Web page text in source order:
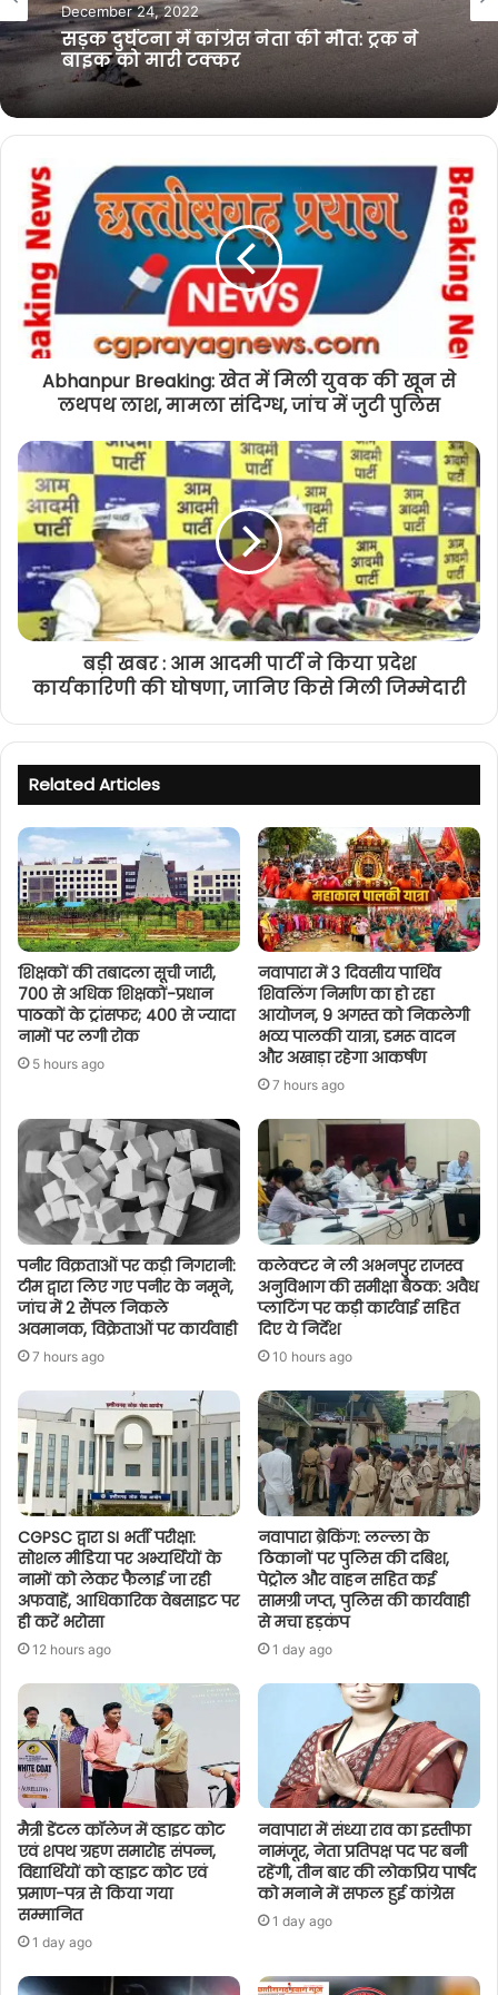
e
o
k
r
a
m
अपराध
December 24, 2022
सड़क दुर्घटना में कांग्रेस नेता की मौत: ट्रक ने
बाइक को मारी टक्कर
बड़ी खबर : आम आदमी पार्टी ने किया प्रदेश
कार्यकारिणी की घोषणा, जानिए किसे मिली
जिम्मेदारी
Abhanpur Breaking: खेत में मिली युवक की खून से
लथपथ लाश, मामला संदिग्ध, जांच में जुटी पुलिस
बड़ी खबर : आम आदमी पार्टी ने किया प्रदेश
कार्यकारिणी की घोषणा, जानिए किसे मिली जिम्मेदारी
Related Articles
शिक्षकों की तबादला सूची जारी,
700 से अधिक शिक्षकों-प्रधान
पाठकों के ट्रांसफर; 400 से ज्यादा
नामों पर लगी रोक
5 hours ago
नवापारा में 3 दिवसीय पार्थिव
शिवलिंग निर्माण का हो रहा
आयोजन, 9 अगस्त को निकलेगी
भव्य पालकी यात्रा, डमरू वादन
और अखाड़ा रहेगा आकर्षण
7 hours ago
पनीर विक्रताओं पर कड़ी निगरानी:
टीम द्वारा लिए गए पनीर के नमूने,
जांच में 2 सैंपल निकले
अवमानक, विक्रेताओं पर कार्यवाही
7 hours ago
कलेक्टर ने ली अभनपुर राजस्व
अनुविभाग की समीक्षा बैठक: अवैध
प्लाटिंग पर कड़ी कार्रवाई सहित
दिए ये निर्देश
10 hours ago
CGPSC द्वारा SI भर्ती परीक्षा:
सोशल मीडिया पर अभ्यर्थियों के
नामों को लेकर फैलाई जा रही
अफवाहें, आधिकारिक वेबसाइट पर
ही करें भरोसा
12 hours ago
नवापारा ब्रेकिंग: लल्ला के
ठिकानों पर पुलिस की दबिश,
पेट्रोल और वाहन सहित कई
सामग्री जप्त, पुलिस की कार्यवाही
से मचा हड़कंप
1 day ago
मैत्री डेंटल कॉलेज में व्हाइट कोट
एवं शपथ ग्रहण समारोह संपन्न,
विद्यार्थियों को व्हाइट कोट एवं
प्रमाण-पत्र से किया गया
सम्मानित
1 day ago
नवापारा में संध्या राव का इस्तीफा
नामंजूर, नेता प्रतिपक्ष पद पर बनी
रहेंगी, तीन बार की लोकप्रिय पार्षद
को मनाने में सफल हुई कांग्रेस
1 day ago